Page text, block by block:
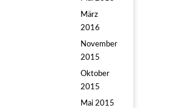
März
2016
November
2015
Oktober
2015
Mai 2015